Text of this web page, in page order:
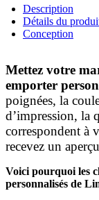
Description
Détails du
Conception
Mettez votre
emporter
poignées, la
d’impression, la
correspondent à
recevez un
Voici pourquoi les
personnalisés de